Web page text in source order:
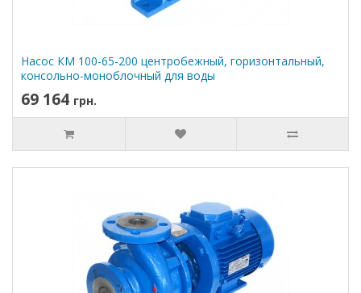
Насос КМ 100-65-200 центробежный, горизонтальный,
консольно-моноблочный для воды
69 164 грн.